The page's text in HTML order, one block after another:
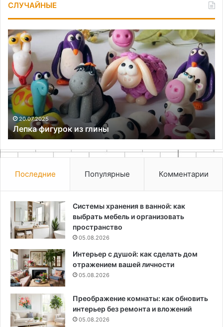
СЛУЧАЙНЫЕ
Лепка
фигурок
из
глины
20.07.2025
Лепка фигурок из глины
Последние Популярные Комментарии
Системы хранения в ванной: как
выбрать мебель и организовать
пространство
05.08.2026
Интерьер с душой: как сделать дом
отражением вашей личности
05.08.2026
Преображение комнаты: как обновить
интерьер без ремонта и вложений
05.08.2026